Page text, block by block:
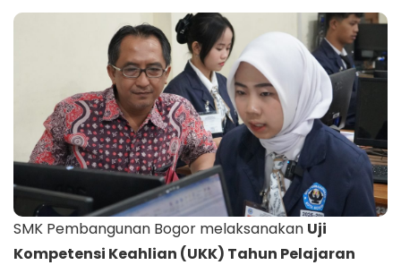
SMK Pembangunan Bogor melaksanakan Uji
Kompetensi Keahlian (UKK) Tahun Pelajaran